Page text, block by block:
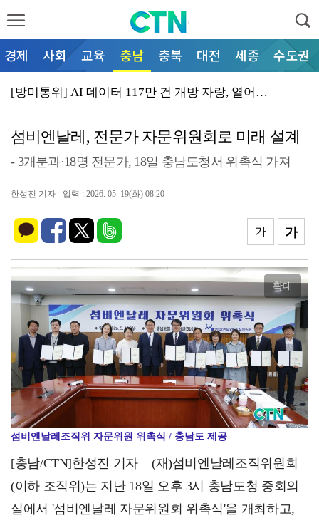
경제 사회 교육 충남 충북 대전 세종 수도권
[방미통위] AI 데이터 117만 건 개방 자랑, 열어…
폭염 경보 속 울진 달려간 원안위, 말뿐인 현장 점검
동의 버튼만 누르다 끝나는 개인정보, 국민 아이디어 공…
[정읍] 연예인 부르는건 수억, 매출은 6천만 원?
[나주] 소문난 로컬 리빙랩, 들춰보니 동네 플리마켓 …
경주시, 관광객 폭증하는데 생색은 소폭 증편?
대구·경북, 법안 계류에 숟가락 얹나
숫자 자랑만 늘어놓는 재경부, 민생고 대책은 또 다음으…
섬비엔날레, 전문가 자문위원회로 미래 설계
- 3개분과·18명 전문가, 18일 충남도청서 위촉식 가져
한성진 기자 입력 : 2026. 05. 19(화) 08:20
가
가
확대
섬비엔날레조직위 자문위원 위촉식 / 충남도 제공
[충남/CTN]한성진 기자 = (재)섬비엔날레조직위원회
(이하 조직위)는 지난 18일 오후 3시 충남도청 중회의
실에서 '섬비엔날레 자문위원회 위촉식'을 개최하고,